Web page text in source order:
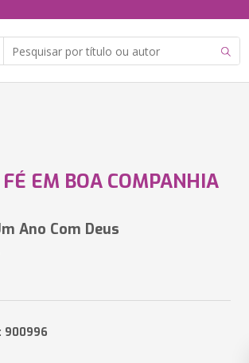
EM BOA COMPANHIA
Ano Com Deus
900996